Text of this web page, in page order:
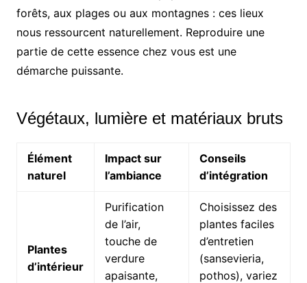
forêts, aux plages ou aux montagnes : ces lieux
nous ressourcent naturellement. Reproduire une
partie de cette essence chez vous est une
démarche puissante.
Végétaux, lumière et matériaux bruts
Élément
naturel
Impact sur
l’ambiance
Conseils
d’intégration
Plantes
d’intérieur
Purification
de l’air,
touche de
verdure
apaisante,
Choisissez des
plantes faciles
d’entretien
(sansevieria,
pothos), variez